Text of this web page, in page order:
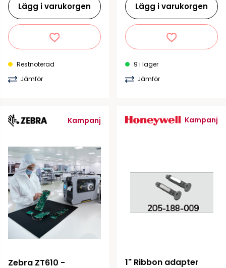
Lägg i varukorgen
Restnoterad
Jämför
Lägg i varukorgen
9 i lager
Jämför
Kampanj
Zebra ZT610 -
Kampanj
1" Ribbon adapter